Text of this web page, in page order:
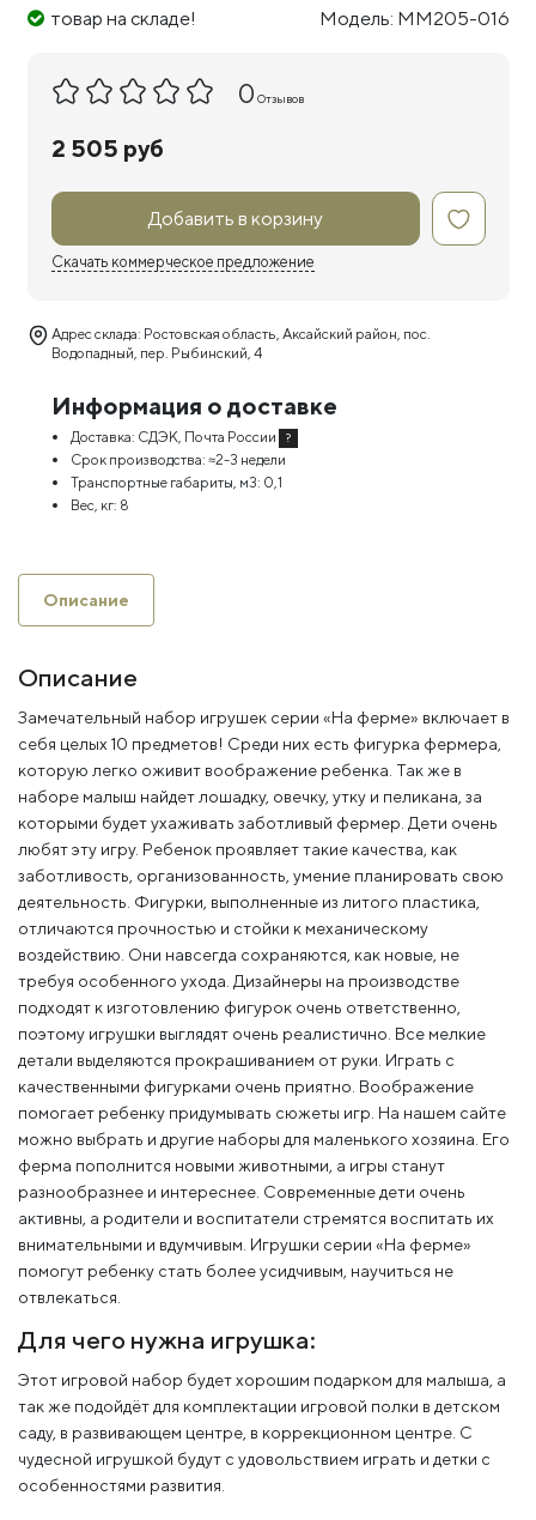
товар на складе! Модель: ММ205-016
0 Отзывов
2 505 руб
Добавить в корзину
Скачать коммерческое предложение
Адрес склада: Ростовская область, Аксайский район, пос.
Водопадный, пер. Рыбинский, 4
Информация о доставке
Доставка: СДЭК, Почта России ?
Срок производства: ≈2-3 недели
Транспортные габариты, м3: 0,1
Вес, кг: 8
Описание
Описание
Замечательный набор игрушек серии «На ферме» включает в
себя целых 10 предметов! Среди них есть фигурка фермера,
которую легко оживит воображение ребенка. Так же в
наборе малыш найдет лошадку, овечку, утку и пеликана, за
которыми будет ухаживать заботливый фермер. Дети очень
любят эту игру. Ребенок проявляет такие качества, как
заботливость, организованность, умение планировать свою
деятельность. Фигурки, выполненные из литого пластика,
отличаются прочностью и стойки к механическому
воздействию. Они навсегда сохраняются, как новые, не
требуя особенного ухода. Дизайнеры на производстве
подходят к изготовлению фигурок очень ответственно,
поэтому игрушки выглядят очень реалистично. Все мелкие
детали выделяются прокрашиванием от руки. Играть с
качественными фигурками очень приятно. Воображение
помогает ребенку придумывать сюжеты игр. На нашем сайте
можно выбрать и другие наборы для маленького хозяина. Его
ферма пополнится новыми животными, а игры станут
разнообразнее и интереснее. Современные дети очень
активны, а родители и воспитатели стремятся воспитать их
внимательными и вдумчивым. Игрушки серии «На ферме»
помогут ребенку стать более усидчивым, научиться не
отвлекаться.
Для чего нужна игрушка:
Этот игровой набор будет хорошим подарком для малыша, а
так же подойдёт для комплектации игровой полки в детском
саду, в развивающем центре, в коррекционном центре. С
чудесной игрушкой будут с удовольствием играть и детки с
особенностями развития.